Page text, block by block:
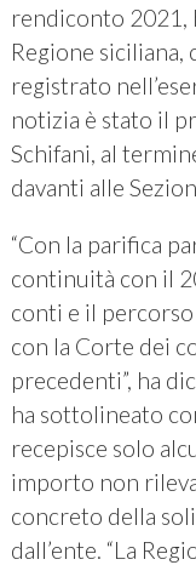
rendiconto 2021,
Regione
registrato
notizia è stato il
Schifani, al
davanti alle
“Con la parifica
continuità con il
conti e il
con la Corte dei
precedenti”, ha
ha sottolineato
recepisce solo
importo non
concreto della
dall’ente. “La